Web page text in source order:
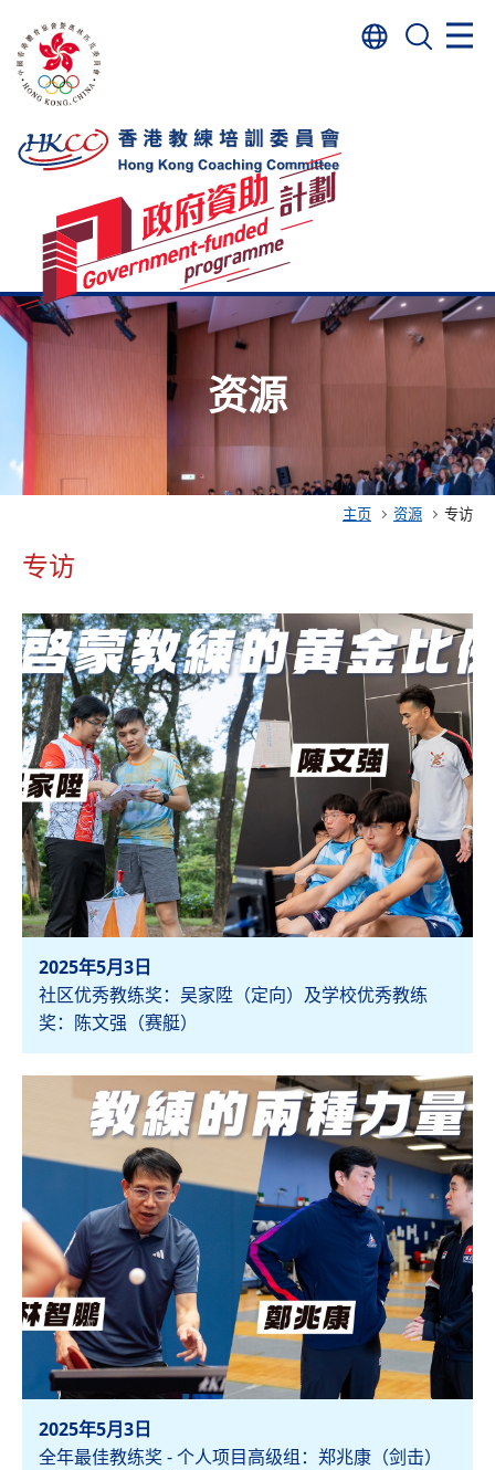
要
搜
寻
资源
主页 资源 专访
专访
2025年5月3日
社区优秀教练奖：吴家陞（定向）及学校优秀教练
奖：陈文强（赛艇）
检视
2025年5月3日
全年最佳教练奖 - 个人项目高级组：郑兆康（剑击）